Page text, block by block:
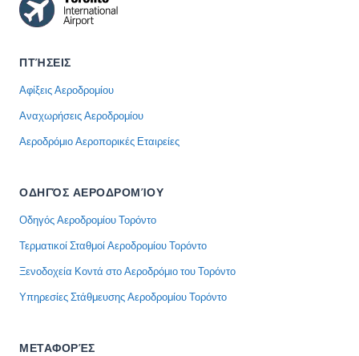
ΠΤΉΣΕΙΣ
Αφίξεις Αεροδρομίου
Αναχωρήσεις Αεροδρομίου
Αεροδρόμιο Αεροπορικές Εταιρείες
ΟΔΗΓΌΣ ΑΕΡΟΔΡΟΜΊΟΥ
Οδηγός Αεροδρομίου Τορόντο
Τερματικοί Σταθμοί Αεροδρομίου Τορόντο
Ξενοδοχεία Κοντά στο Αεροδρόμιο του Τορόντο
Υπηρεσίες Στάθμευσης Αεροδρομίου Τορόντο
ΜΕΤΑΦΟΡΈΣ